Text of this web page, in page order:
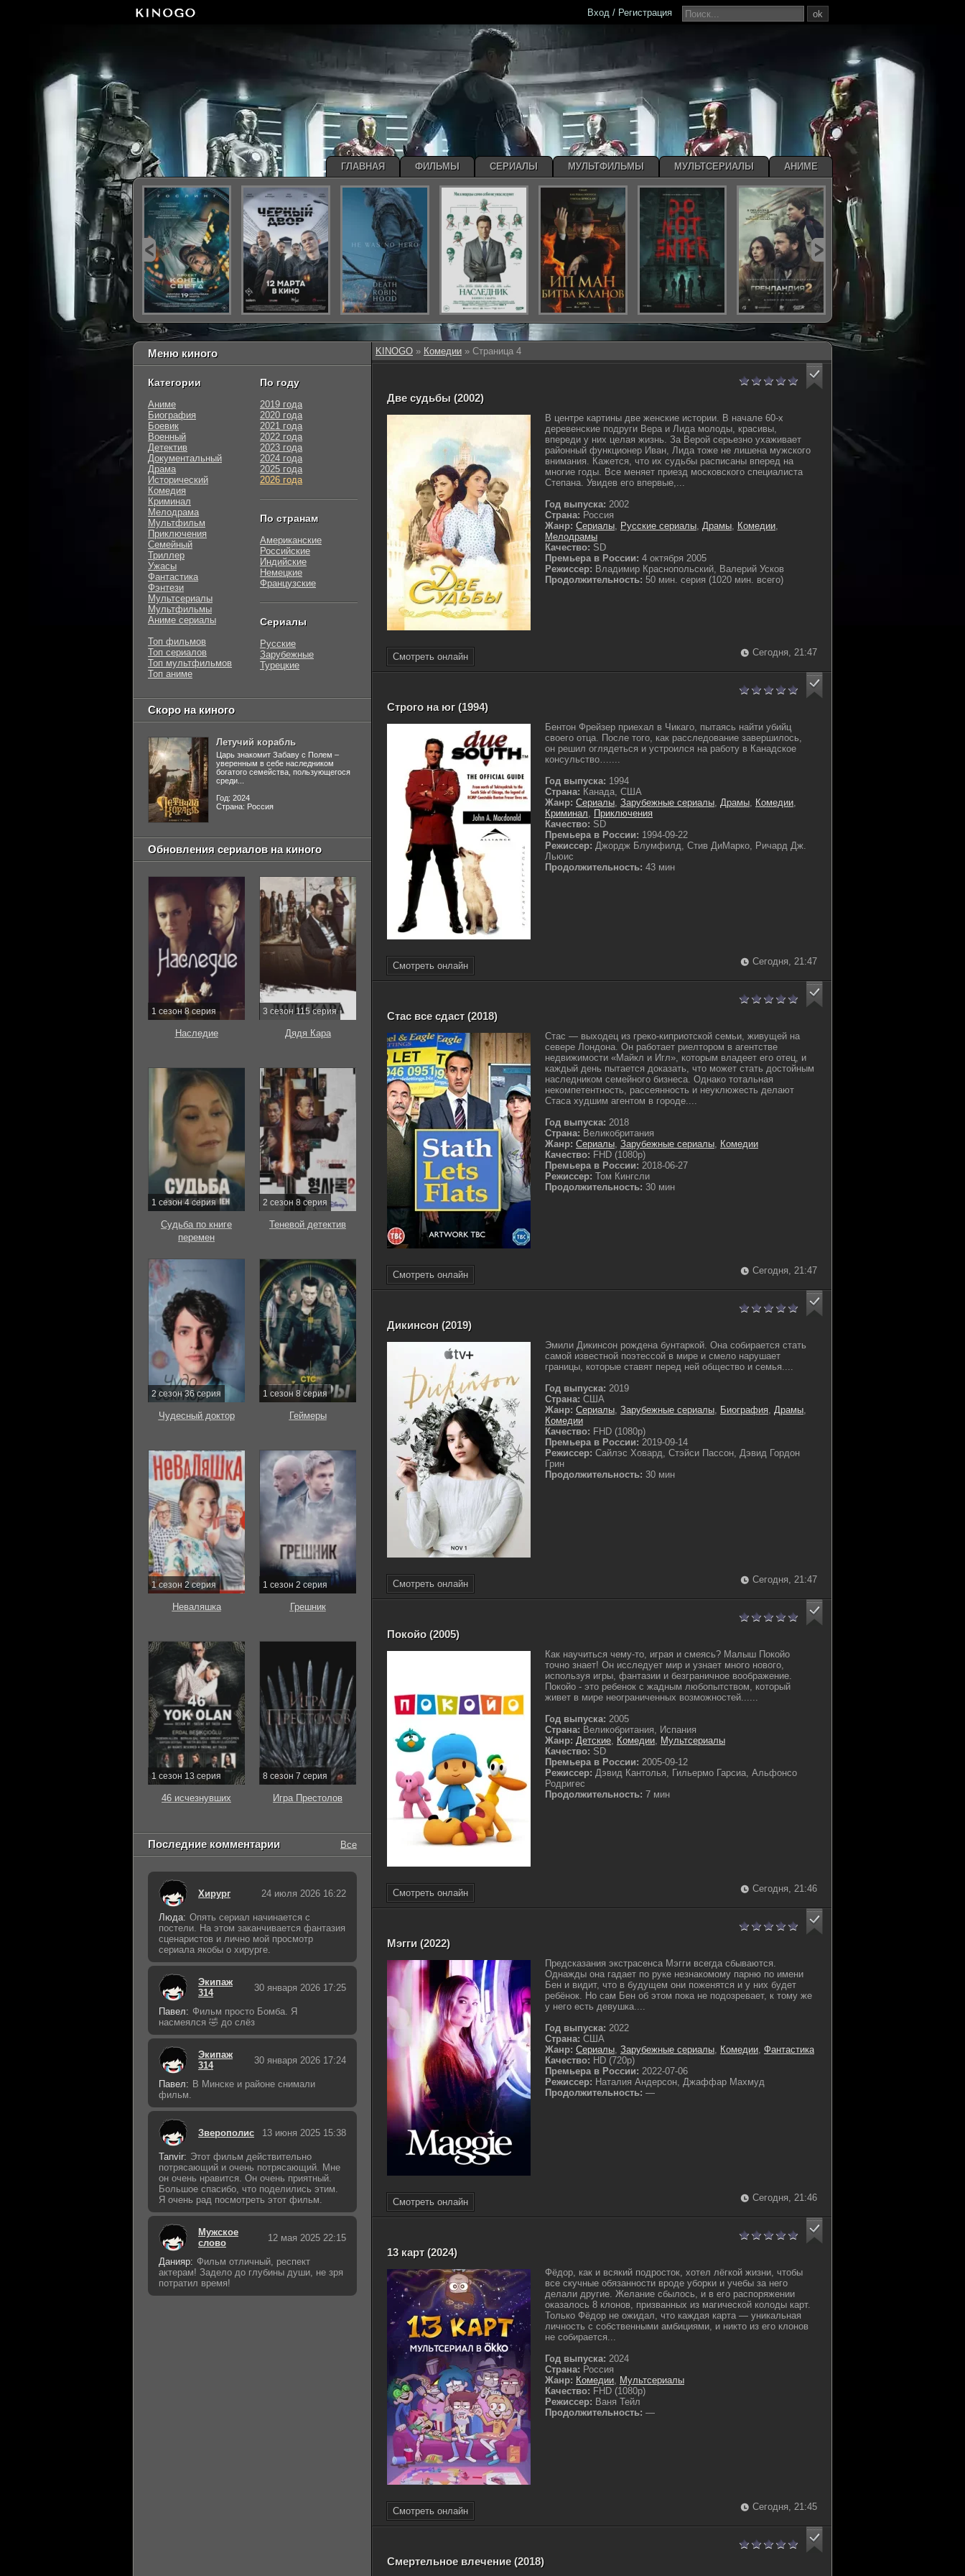
KINOGO » Комедии » Страница 4
Две судьбы (2002)
В центре картины две женские истории. В начале 60-х
деревенские подруги Вера и Лида молоды, красивы,
впереди у них целая жизнь. За Верой серьезно ухаживает
районный функционер Иван, Лида тоже не лишена мужского
внимания. Кажется, что их судьбы расписаны вперед на
многие годы. Все меняет приезд московского специалиста
Степана. Увидев его впервые,...
Год выпуска: 2002
Страна: Россия
Жанр: Сериалы, Русские сериалы, Драмы, Комедии,
Мелодрамы
Качество: SD
Премьера в России: 4 октября 2005
Режиссер: Владимир Краснопольский, Валерий Усков
Продолжительность: 50 мин. серия (1020 мин. всего)
Смотреть онлайн Сегодня, 21:47
Строго на юг (1994)
Бентон Фрейзер приехал в Чикаго, пытаясь найти убийц
своего отца. После того, как расследование завершилось,
он решил оглядеться и устроился на работу в Канадское
консульство…....
Год выпуска: 1994
Страна: Канада, США
Жанр: Сериалы, Зарубежные сериалы, Драмы, Комедии,
Криминал, Приключения
Качество: SD
Премьера в России: 1994-09-22
Режиссер: Джордж Блумфилд, Стив ДиМарко, Ричард Дж.
Льюис
Продолжительность: 43 мин
Смотреть онлайн Сегодня, 21:47
Стас все сдаст (2018)
Стас — выходец из греко-киприотской семьи, живущей на
севере Лондона. Он работает риелтором в агентстве
недвижимости «Майкл и Игл», которым владеет его отец, и
каждый день пытается доказать, что может стать достойным
наследником семейного бизнеса. Однако тотальная
некомпетентность, рассеянность и неуклюжесть делают
Стаса худшим агентом в городе....
Год выпуска: 2018
Страна: Великобритания
Жанр: Сериалы, Зарубежные сериалы, Комедии
Качество: FHD (1080p)
Премьера в России: 2018-06-27
Режиссер: Том Кингсли
Продолжительность: 30 мин
Смотреть онлайн Сегодня, 21:47
Дикинсон (2019)
Эмили Дикинсон рождена бунтаркой. Она собирается стать
самой известной поэтессой в мире и смело нарушает
границы, которые ставят перед ней общество и семья....
Год выпуска: 2019
Страна: США
Жанр: Сериалы, Зарубежные сериалы, Биография, Драмы,
Комедии
Качество: FHD (1080p)
Премьера в России: 2019-09-14
Режиссер: Сайлэс Ховард, Стэйси Пассон, Дэвид Гордон
Грин
Продолжительность: 30 мин
Смотреть онлайн Сегодня, 21:47
Покойо (2005)
Как научиться чему-то, играя и смеясь? Малыш Покойо
точно знает! Он исследует мир и узнает много нового,
используя игры, фантазии и безграничное воображение.
Покойо - это ребенок с жадным любопытством, который
живет в мире неограниченных возможностей......
Год выпуска: 2005
Страна: Великобритания, Испания
Жанр: Детские, Комедии, Мультсериалы
Качество: SD
Премьера в России: 2005-09-12
Режиссер: Дэвид Кантолья, Гильермо Гарсиа, Альфонсо
Родригес
Продолжительность: 7 мин
Смотреть онлайн Сегодня, 21:46
Мэгги (2022)
Предсказания экстрасенса Мэгги всегда сбываются.
Однажды она гадает по руке незнакомому парню по имени
Бен и видит, что в будущем они поженятся и у них будет
ребёнок. Но сам Бен об этом пока не подозревает, к тому же
у него есть девушка....
Год выпуска: 2022
Страна: США
Жанр: Сериалы, Зарубежные сериалы, Комедии, Фантастика
Качество: HD (720p)
Премьера в России: 2022-07-06
Режиссер: Наталия Андерсон, Джаффар Махмуд
Продолжительность: —
Смотреть онлайн Сегодня, 21:46
13 карт (2024)
Фёдор, как и всякий подросток, хотел лёгкой жизни, чтобы
все скучные обязанности вроде уборки и учебы за него
делали другие. Желание сбылось, и в его распоряжении
оказалось 8 клонов, призванных из магической колоды карт.
Только Фёдор не ожидал, что каждая карта — уникальная
личность с собственными амбициями, и никто из его клонов
не собирается...
Год выпуска: 2024
Страна: Россия
Жанр: Комедии, Мультсериалы
Качество: FHD (1080p)
Режиссер: Ваня Тейл
Продолжительность: —
Смотреть онлайн Сегодня, 21:45
Смертельное влечение (2018)
Меню киного
Категории
Аниме
Биография
Боевик
Военный
Детектив
Документальный
Драма
Исторический
Комедия
Криминал
Мелодрама
Мультфильм
Приключения
Семейный
Триллер
Ужасы
Фантастика
Фэнтези
Мультсериалы
Мультфильмы
Аниме сериалы
Топ фильмов
Топ сериалов
Топ мультфильмов
Топ аниме
По году
2019 года
2020 года
2021 года
2022 года
2023 года
2024 года
2025 года
2026 года
По странам
Американские
Российские
Индийские
Немецкие
Французские
Сериалы
Русские
Зарубежные
Турецкие
Скоро на киного
Летучий корабль
Царь знакомит Забаву с Полем –
уверенным в себе наследником
богатого семейства, пользующегося
среди...
Год: 2024
Страна: Россия
Обновления сериалов на киного
1 сезон 8 серия
Наследие
3 сезон 115 серия
Дядя Кара
1 сезон 4 серия
Судьба по книге
перемен
2 сезон 8 серия
Теневой детектив
2 сезон 36 серия
Чудесный доктор
1 сезон 8 серия
Геймеры
1 сезон 2 серия
Неваляшка
1 сезон 2 серия
Грешник
1 сезон 13 серия
46 исчезнувших
8 сезон 7 серия
Игра Престолов
Последние комментарии Все
Хирург 24 июля 2026 16:22
Люда: Опять сериал начинается с
постели. На этом заканчивается фантазия
сценаристов и лично мой просмотр
сериала якобы о хирурге.
Экипаж
314
30 января 2026 17:25
Павел: Фильм просто Бомба. Я
насмеялся 🤣 до слёз
Экипаж
314
30 января 2026 17:24
Павел: В Минске и районе снимали
фильм.
Зверополис 13 июня 2025 15:38
Tanvir: Этот фильм действительно
потрясающий и очень потрясающий. Мне
он очень нравится. Он очень приятный.
Большое спасибо, что поделились этим.
Я очень рад посмотреть этот фильм.
Мужское
слово
12 мая 2025 22:15
Данияр: Фильм отличный, респект
актерам! Задело до глубины души, не зря
потратил время!
ok
Вход / Регистрация
ГЛАВНАЯ ФИЛЬМЫ СЕРИАЛЫ МУЛЬТФИЛЬМЫ МУЛЬТСЕРИАЛЫ АНИМЕ